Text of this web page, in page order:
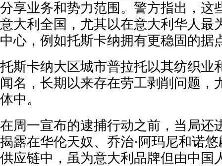
分享业务和势力范围。警方指出，这
意大利全国，尤其以在意大利华人最
中心，例如托斯卡纳拥有更稳固的据
托斯卡纳大区城市普拉托以其纺织业
闻名，长期以来存在劳工剥削问题，
体中。
在周一宣布的逮捕行动之前，当局还
揭露在华伦天奴、乔治·阿玛尼和诺
供应链中，虽为意大利品牌但由中国